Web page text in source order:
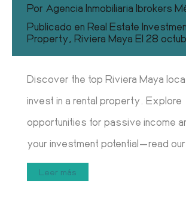
Por Agencia Inmobiliaria Ibrokers
Publicado en Real Estate
Property, Riviera Maya El 28
Discover the top Riviera Maya
invest in a rental property. Explore
opportunities for passive income
your investment potential—read
Leer más